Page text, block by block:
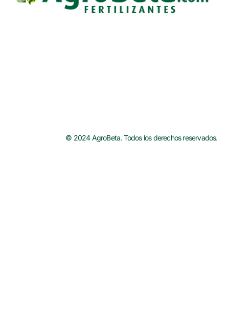
© 2024 AgroBeta. Todos los derechos reservados.